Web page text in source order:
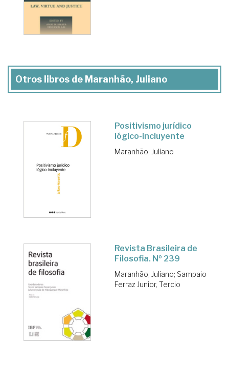
Otros libros de Maranhão, Juliano
Positivismo jurídico
lógico-incluyente
Maranhão, Juliano
Revista Brasileira de
Filosofia. Nº 239
Maranhão, Juliano; Sampaio
Ferraz Junior, Tercio